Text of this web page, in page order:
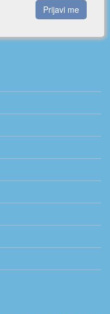
Prijavi me